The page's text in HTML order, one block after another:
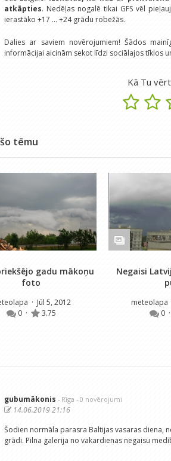
atkāpties. Nedēļas nogalē tikai GFS vēl
ierastāko +17 ... +24 grādu robežās.
Dalies ar saviem novērojumiem! Šādos
informācijai aicinām sekot līdzi sociālajos tīklos
Kā Tu
tēmu
gadu mākoņu
foto
· Jūl 5, 2012
0 · 3.75
Negaisi
meteolapa
0 ·
gubumākonis - Rīga - 0 novērojumi
14.06.2019 21:16
Šodien normāla parasra Baltijas vasaras diena,
grādi. Pilna galerija no vakardienas negaisu